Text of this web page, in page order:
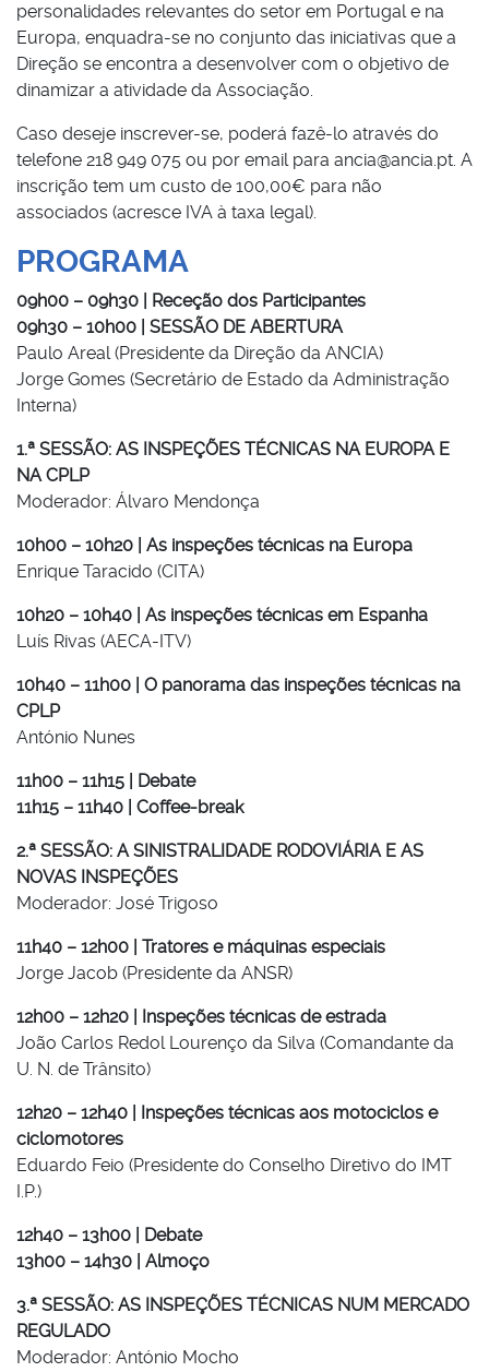
personalidades relevantes do setor em Portugal e na
Europa, enquadra-se no conjunto das iniciativas que a
Direção se encontra a desenvolver com o objetivo de
dinamizar a atividade da Associação.
Caso deseje inscrever-se, poderá fazê-lo através do
telefone 218 949 075 ou por email para ancia@ancia.pt. A
inscrição tem um custo de 100,00€ para não
associados (acresce IVA à taxa legal).
PROGRAMA
09h00 – 09h30 | Receção dos Participantes
09h30 – 10h00 | SESSÃO DE ABERTURA
Paulo Areal (Presidente da Direção da ANCIA)
Jorge Gomes (Secretário de Estado da Administração
Interna)
1.ª SESSÃO: AS INSPEÇÕES TÉCNICAS NA EUROPA E
NA CPLP
Moderador: Álvaro Mendonça
10h00 – 10h20 | As inspeções técnicas na Europa
Enrique Taracido (CITA)
10h20 – 10h40 | As inspeções técnicas em Espanha
Luís Rivas (AECA-ITV)
10h40 – 11h00 | O panorama das inspeções técnicas na
CPLP
António Nunes
11h00 – 11h15 | Debate
11h15 – 11h40 | Coffee-break
2.ª SESSÃO: A SINISTRALIDADE RODOVIÁRIA E AS
NOVAS INSPEÇÕES
Moderador: José Trigoso
11h40 – 12h00 | Tratores e máquinas especiais
Jorge Jacob (Presidente da ANSR)
12h00 – 12h20 | Inspeções técnicas de estrada
João Carlos Redol Lourenço da Silva (Comandante da
U. N. de Trânsito)
12h20 – 12h40 | Inspeções técnicas aos motociclos e
ciclomotores
Eduardo Feio (Presidente do Conselho Diretivo do IMT
I.P.)
12h40 – 13h00 | Debate
13h00 – 14h30 | Almoço
3.ª SESSÃO: AS INSPEÇÕES TÉCNICAS NUM MERCADO
REGULADO
Moderador: António Mocho